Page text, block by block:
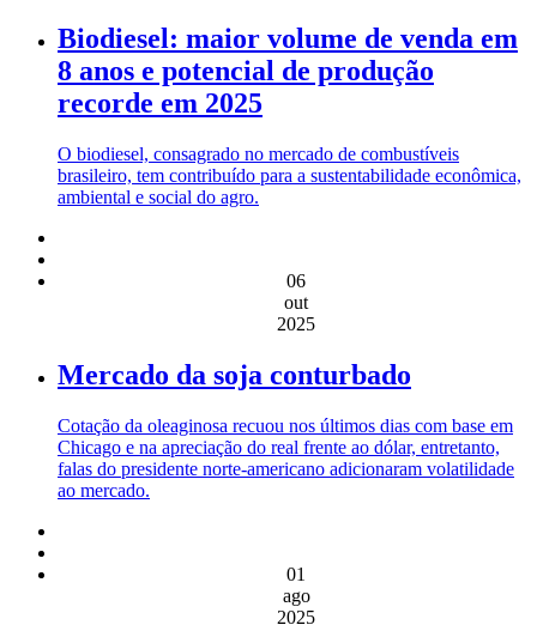
Biodiesel: maior volume de venda em
8 anos e potencial de produção
recorde em 2025
O biodiesel, consagrado no mercado de combustíveis
brasileiro, tem contribuído para a sustentabilidade econômica,
ambiental e social do agro.
06
out
2025
Mercado da soja conturbado
Cotação da oleaginosa recuou nos últimos dias com base em
Chicago e na apreciação do real frente ao dólar, entretanto,
falas do presidente norte-americano adicionaram volatilidade
ao mercado.
01
ago
2025